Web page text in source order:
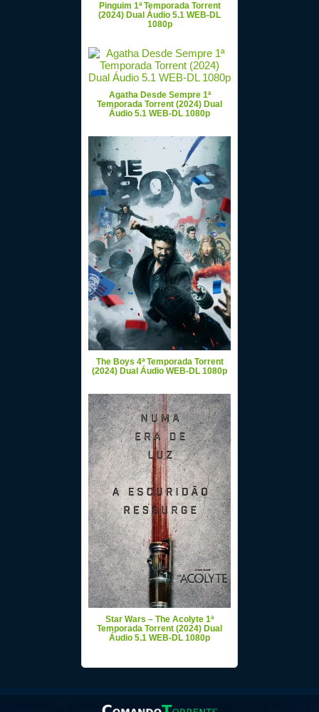
Pinguim 1ª Temporada Torrent
(2024) Dual Áudio 5.1 WEB-DL
1080p
Agatha Desde Sempre 1ª
Temporada Torrent (2024) Dual
Áudio 5.1 WEB-DL 1080p
The Boys 4ª Temporada Torrent
(2024) Dual Áudio WEB-DL 1080p
Star Wars – The Acolyte 1ª
Temporada Torrent (2024) Dual
Áudio 5.1 WEB-DL 1080p